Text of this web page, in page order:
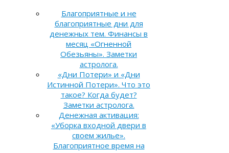
Благоприятные и не
благоприятные дни для
денежных тем. Финансы в
месяц «Огненной
Обезьяны». Заметки
астролога.
«Дни Потери» и «Дни
Истинной Потери». Что это
такое? Когда будет?
Заметки астролога.
Денежная активация:
«Уборка входной двери в
своем жилье».
Благоприятное время на